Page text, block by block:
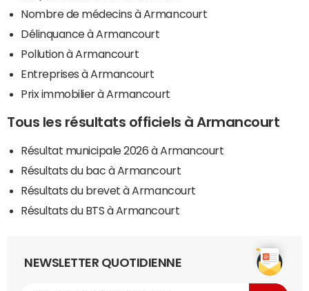
Nombre de médecins à Armancourt
Délinquance à Armancourt
Pollution à Armancourt
Entreprises à Armancourt
Prix immobilier à Armancourt
Tous les résultats officiels à Armancourt
Résultat municipale 2026 à Armancourt
Résultats du bac à Armancourt
Résultats du brevet à Armancourt
Résultats du BTS à Armancourt
NEWSLETTER QUOTIDIENNE